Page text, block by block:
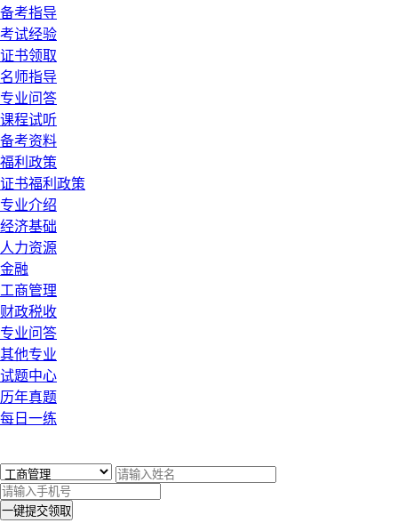
备考指导
考试经验
证书领取
名师指导
专业问答
课程试听
备考资料
福利政策
证书福利政策
专业介绍
经济基础
人力资源
金融
工商管理
财政税收
专业问答
其他专业
试题中心
历年真题
每日一练
一键提交领取